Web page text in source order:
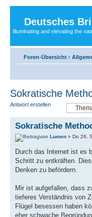
Deutsches
Illuminating and elevating the
Foren-Übersicht ‹
Sokratische
Antwort erstellen
Sokratische
von Lumen » Do 26.
Durch das Internet ist es
Schritt zu entkräften.
Denken zu befördern.
Mir ist aufgefallen, dass
tieferes Verständnis von
Flügel besessen haben
eher schwache